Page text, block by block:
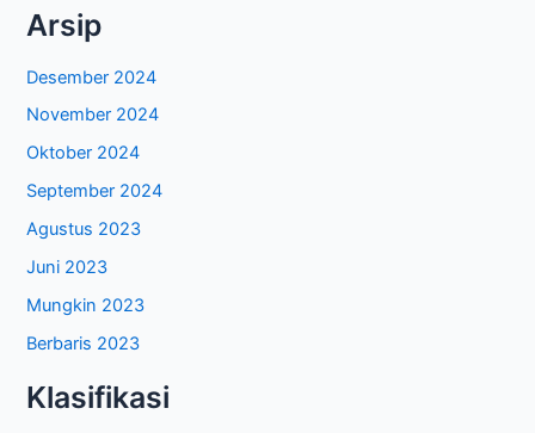
Arsip
Desember 2024
November 2024
Oktober 2024
September 2024
Agustus 2023
Juni 2023
Mungkin 2023
Berbaris 2023
Klasifikasi